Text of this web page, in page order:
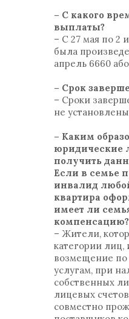
– С какого
выплаты?
– С 27 мая по 2
была
апрель 6660
– Срок
– Сроки
не
– Каким
юридические
получить
Если в семье
инвалид
квартира
имеет ли
компенсацию?
– Жители,
категории
возмещение
услугам, при
собственных
лицевых
совместно